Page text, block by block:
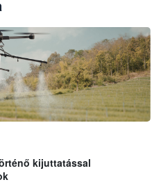
kijuttatással